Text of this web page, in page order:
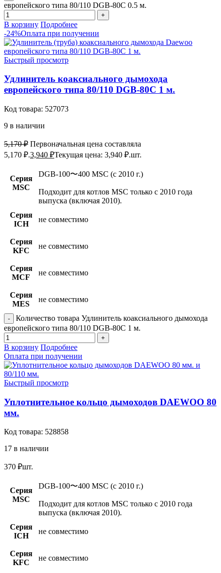
европейского типа 80/110 DGB-80C 0.5 м.
В корзину Подробнее
-24%Оплата при получении
Быстрый просмотр
Удлинитель коаксиального дымохода
европейского типа 80/110 DGB-80C 1 м.
Код товара: 527073
9 в наличии
5,170₽ Первоначальная цена составляла
5,170 ₽.3,940 ₽Текущая цена: 3,940 ₽.шт.
Серия
MSC
DGB-100〜400 MSC (c 2010 г.)
Подходит для котлов MSC только с 2010 года
выпуска (включая 2010).
Серия
ICH
не совместимо
Серия
KFC
не совместимо
Серия
MCF
не совместимо
Серия
MES
не совместимо
Количество товара Удлинитель коаксиального дымохода
европейского типа 80/110 DGB-80C 1 м.
В корзину Подробнее
Оплата при получении
Быстрый просмотр
Уплотнительное кольцо дымоходов DAEWOO 80
мм.
Код товара: 528858
17 в наличии
370 ₽шт.
Серия
MSC
DGB-100〜400 MSC (c 2010 г.)
Подходит для котлов MSC только с 2010 года
выпуска (включая 2010).
Серия
ICH
не совместимо
Серия
KFC
не совместимо